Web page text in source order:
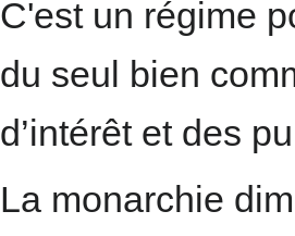
C'est un régime
du seul bien
d’intérêt et des
La monarchie